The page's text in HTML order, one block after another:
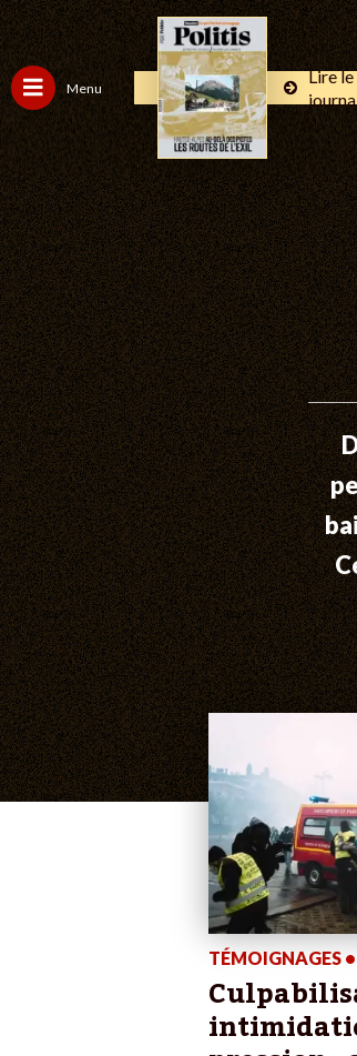
Menu
Lire le
TÉMOIGNAGES •